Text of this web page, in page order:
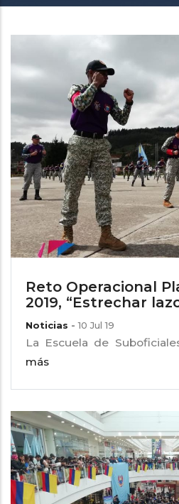
de
ayuda
la
navegación
Reto Operacional
2019, “Estrechar
Noticias -10 Jul 19
La Escuela de
más